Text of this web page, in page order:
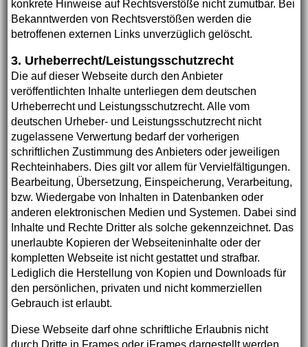
konkrete Hinweise auf Rechtsverstöße nicht zumutbar. Bei
Bekanntwerden von Rechtsverstößen werden die
betroffenen externen Links unverzüglich gelöscht.
3. Urheberrecht/Leistungsschutzrecht
Die auf dieser Webseite durch den Anbieter
veröffentlichten Inhalte unterliegen dem deutschen
Urheberrecht und Leistungsschutzrecht. Alle vom
deutschen Urheber- und Leistungsschutzrecht nicht
zugelassene Verwertung bedarf der vorherigen
schriftlichen Zustimmung des Anbieters oder jeweiligen
Rechteinhabers. Dies gilt vor allem für Vervielfältigungen.
Bearbeitung, Übersetzung, Einspeicherung, Verarbeitung,
bzw. Wiedergabe von Inhalten in Datenbanken oder
anderen elektronischen Medien und Systemen. Dabei sind
Inhalte und Rechte Dritter als solche gekennzeichnet. Das
unerlaubte Kopieren der Webseiteninhalte oder der
kompletten Webseite ist nicht gestattet und strafbar.
Lediglich die Herstellung von Kopien und Downloads für
den persönlichen, privaten und nicht kommerziellen
Gebrauch ist erlaubt.
Diese Webseite darf ohne schriftliche Erlaubnis nicht
durch Dritte in Frames oder iFrames dargestellt werden.